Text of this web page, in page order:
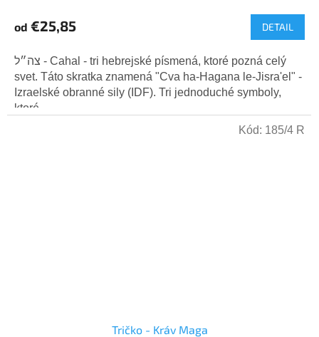
produktu
5,0
z
5
hviezdičiek.
od €25,85 DETAIL
צה״ל - Cahal - tri hebrejské písmená, ktoré pozná celý
svet. Táto skratka znamená "Cva ha-Hagana le-Jisra'el" -
Izraelské obranné sily (IDF). Tri jednoduché symboly,
ktoré...
Tričko - Kráv Maga
Kód: 185/4 R